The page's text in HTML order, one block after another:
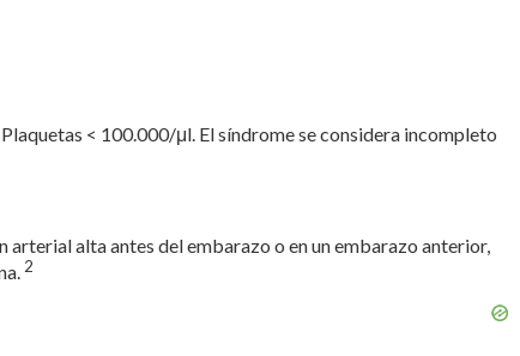
< 100.000/μl. El síndrome se considera incompleto
arterial alta antes del embarazo o en un embarazo anterior,
2